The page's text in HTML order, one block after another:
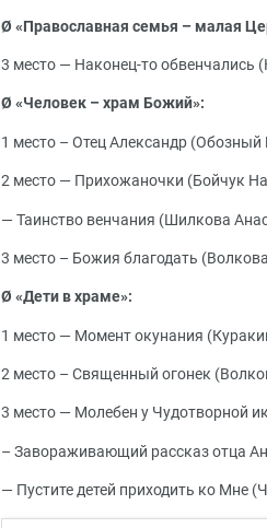
Ø «Православная семья – малая
3 место — Наконец-то обвенчались
Ø «Человек – храм Божий»:
1 место – Отец Александр (Обозный
2 место — Прихожаночки (Бойчук
— Таинство венчания (Шилкова
3 место – Божия благодать
Ø «Дети в храме»:
1 место — Момент окунания
2 место – Священный огонек
3 место — Молебен у Чудотворной
– Завораживающий рассказ отца
— Пустите детей приходить ко Мне